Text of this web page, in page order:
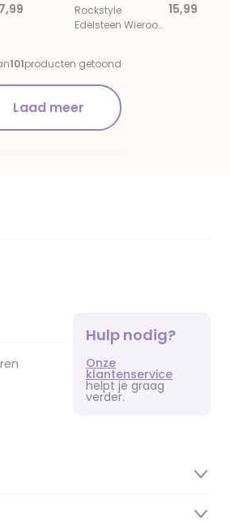
7,99
Rockstyle
Edelsteen Wierook
Kaneel-
Sinaasappel
15,99
101producten getoond
Laad meer
Hulp nodig?
Onze
klantenservice
helpt je graag
verder.